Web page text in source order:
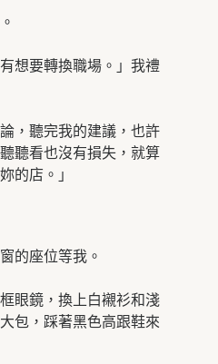
想要轉換職場。」我禮
，聽完我的建議，也許
聽看也沒有損失，就算
的店。」
的座位等我。
眼鏡，換上白襯衫和淺
包，踩著黑色高跟鞋來